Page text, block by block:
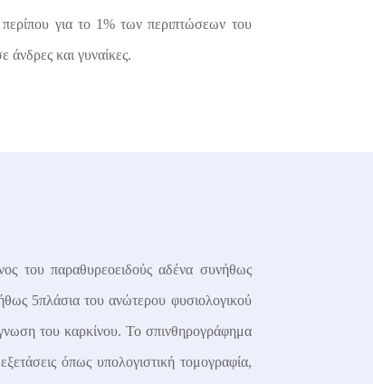
περίπου για το 1% των περιπτώσεων του
άνδρες και γυναίκες.
του παραθυρεοειδούς αδένα συνήθως
5πλάσια του ανώτερου φυσιολογικού
του καρκίνου. Το σπινθηρογράφημα
όπως υπολογιστική τομογραφία,